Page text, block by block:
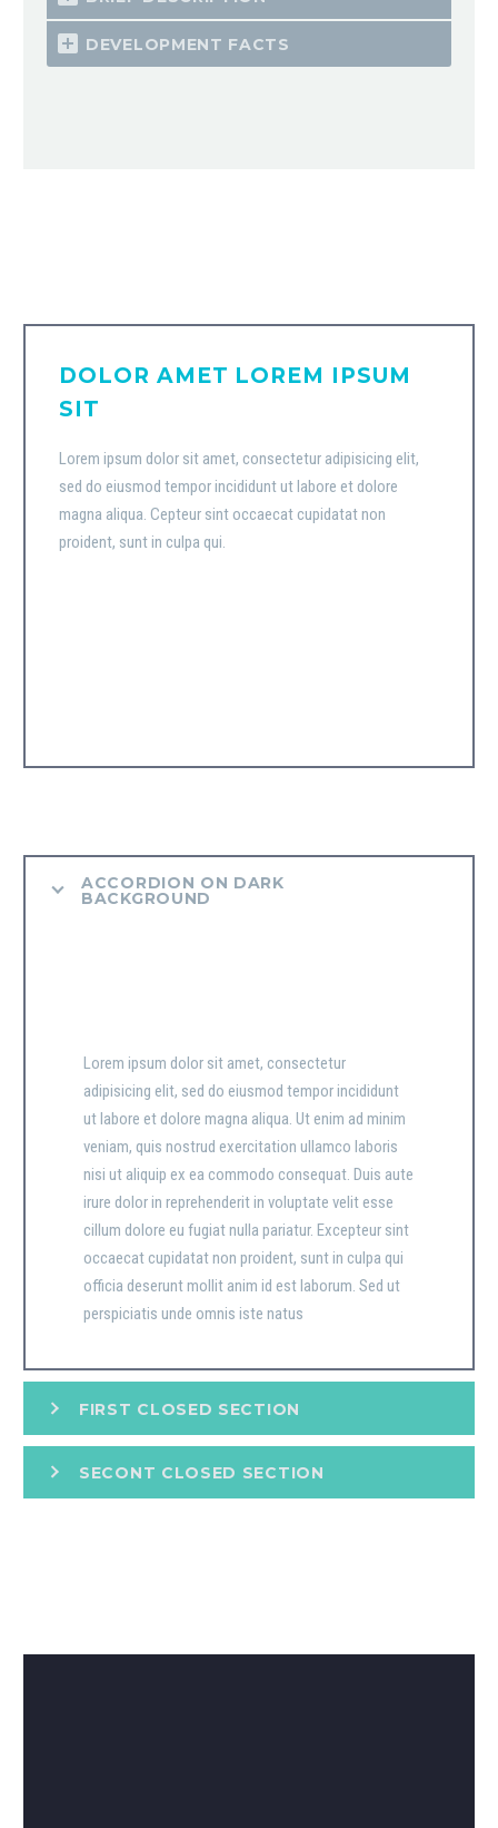
DEVELOPMENT FACTS
DOLOR AMET LOREM IPSUM
SIT
Lorem ipsum dolor sit amet, consectetur adipisicing elit,
sed do eiusmod tempor incididunt ut labore et dolore
magna aliqua. Cepteur sint occaecat cupidatat non
proident, sunt in culpa qui.
ACCORDION ON DARK
BACKGROUND
Lorem ipsum dolor sit amet, consectetur
adipisicing elit, sed do eiusmod tempor incididunt
ut labore et dolore magna aliqua. Ut enim ad minim
veniam, quis nostrud exercitation ullamco laboris
nisi ut aliquip ex ea commodo consequat. Duis aute
irure dolor in reprehenderit in voluptate velit esse
cillum dolore eu fugiat nulla pariatur. Excepteur sint
occaecat cupidatat non proident, sunt in culpa qui
officia deserunt mollit anim id est laborum. Sed ut
perspiciatis unde omnis iste natus
FIRST CLOSED SECTION
SECONT CLOSED SECTION